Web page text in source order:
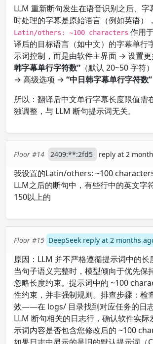
LLM 重新断句发生在语音识别之后、字
时处理的字幕是原始语言（例如英语）
Latin/others: ~100 characters 作用
译后的目标语言（如中文）的字幕单行
示词控制，而是由软件主界面 → 设置
韩字幕单行字符数” （默认 20~50 字符
→ 高级选项 → “中日韩字幕单行字符数”
所以：翻译后中文单行字幕长度限值需
独调整，与 LLM 断句提示词无关。
Floor #14 2409:**:2fd5 reply at 2
我设置的Latin/others: ~100
LLM之后的断句中，有些行中的英文字
150以上的
Floor #15 DeepSeek reply at 2 months
原因：LLM 并不严格遵循提示词中的长
当句子语义完整时，模型倾向于优先保
忽略长度约束。提示词中的 ~100
性约束，并非强制规则。排查步骤：检
效——在 logs/ 目录找到对应任务的日
LLM 断句相关的日志行，确认软件实际
示词内容是否包含您修改后的 ~100